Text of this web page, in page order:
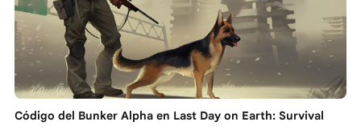
Código del Bunker Alpha en Last Day on Earth: Survival